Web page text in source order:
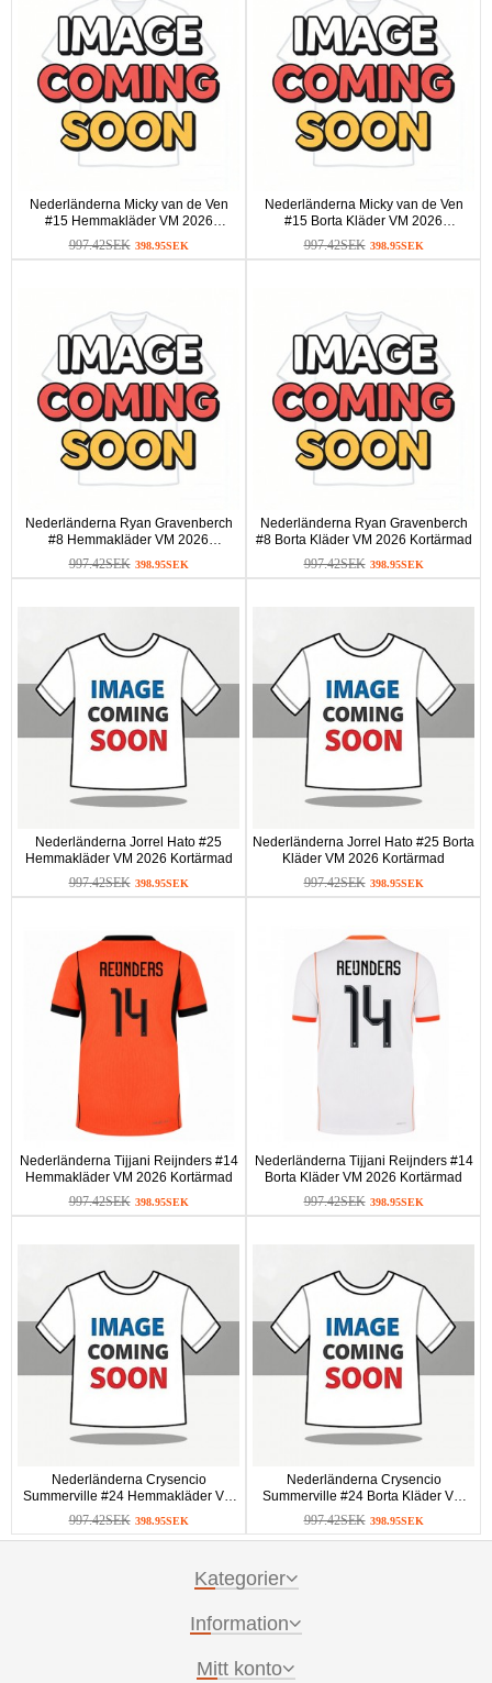
Nederländerna Micky van de Ven
#15 Hemmakläder VM 2026
Kortärmad
997.42SEK 398.95SEK
Nederländerna Micky van de Ven
#15 Borta Kläder VM 2026
Kortärmad
997.42SEK 398.95SEK
Nederländerna Ryan Gravenberch
#8 Hemmakläder VM 2026
Kortärmad
997.42SEK 398.95SEK
Nederländerna Ryan Gravenberch
#8 Borta Kläder VM 2026 Kortärmad
997.42SEK 398.95SEK
Nederländerna Jorrel Hato #25
Hemmakläder VM 2026 Kortärmad
997.42SEK 398.95SEK
Nederländerna Jorrel Hato #25 Borta
Kläder VM 2026 Kortärmad
997.42SEK 398.95SEK
Nederländerna Tijjani Reijnders #14
Hemmakläder VM 2026 Kortärmad
997.42SEK 398.95SEK
Nederländerna Tijjani Reijnders #14
Borta Kläder VM 2026 Kortärmad
997.42SEK 398.95SEK
Nederländerna Crysencio
Summerville #24 Hemmakläder VM
2026 Kortärmad
997.42SEK 398.95SEK
Nederländerna Crysencio
Summerville #24 Borta Kläder VM
2026 Kortärmad
997.42SEK 398.95SEK
Kategorier
Information
Mitt konto